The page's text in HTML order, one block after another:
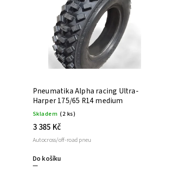
Pneumatika Alpha racing Ultra-
Harper 175/65 R14 medium
Skladem (2 ks)
3 385 Kč
Do košíku
Autocross/off-road pneu